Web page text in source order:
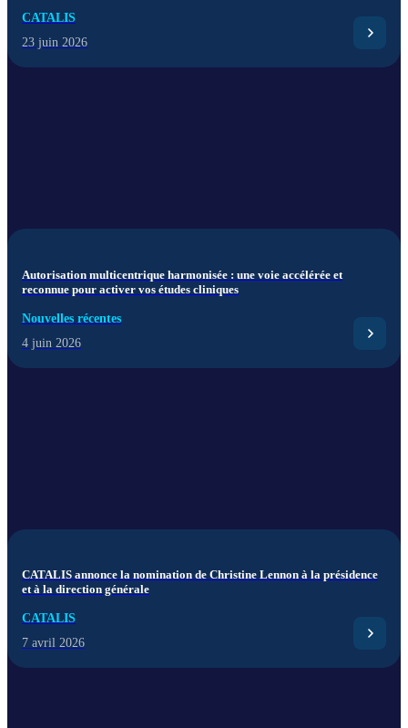
CATALIS
23 juin 2026
Autorisation multicentrique harmonisée : une voie accélérée et
reconnue pour activer vos études cliniques
Nouvelles récentes
4 juin 2026
CATALIS annonce la nomination de Christine Lennon à la présidence
et à la direction générale
CATALIS
7 avril 2026